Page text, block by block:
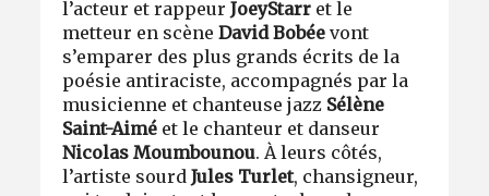
l’acteur et rappeurJoeyStarr et le
metteur en scèneDavid Bobée vont
s’emparer des plus grands écrits de la
poésie antiraciste, accompagnés par la
musicienne et chanteuse jazz Sélène
Saint-Aimé et le chanteur et danseur
Nicolas Moumbounou. À leurs côtés,
l’artiste sourdJules Turlet, chansigneur,